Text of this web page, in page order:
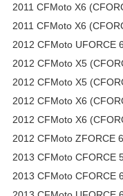
2011 CFMoto X6
2011 CFMoto X6
2012 CFMoto UFORCE
2012 CFMoto X5
2012 CFMoto X5
2012 CFMoto X6
2012 CFMoto X6
2012 CFMoto ZFORCE
2013 CFMoto CFORCE
2013 CFMoto CFORCE